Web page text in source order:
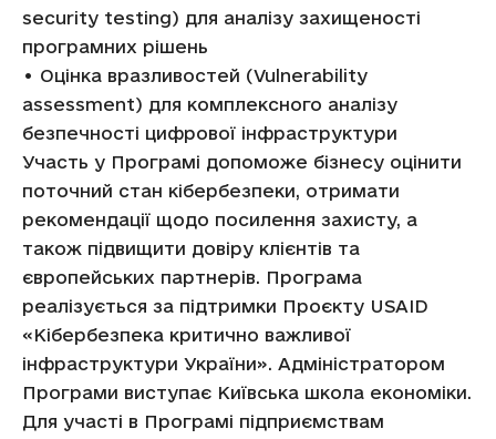
security testing) для аналізу захищеності
програмних рішень
• Оцінка вразливостей (Vulnerability
assessment) для комплексного аналізу
безпечності цифрової інфраструктури
Участь у Програмі допоможе бізнесу оцінити
поточний стан кібербезпеки, отримати
рекомендації щодо посилення захисту, а
також підвищити довіру клієнтів та
європейських партнерів. Програма
реалізується за підтримки Проєкту USAID
«Кібербезпека критично важливої
інфраструктури України». Адміністратором
Програми виступає Київська школа економіки.
Для участі в Програмі підприємствам